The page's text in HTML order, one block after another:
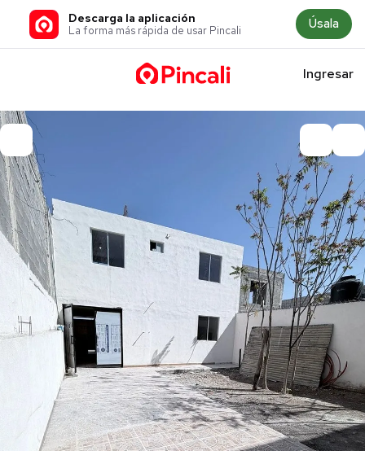
Descarga la aplicación
La forma más rápida de usar Pincali Úsala
Ingresar